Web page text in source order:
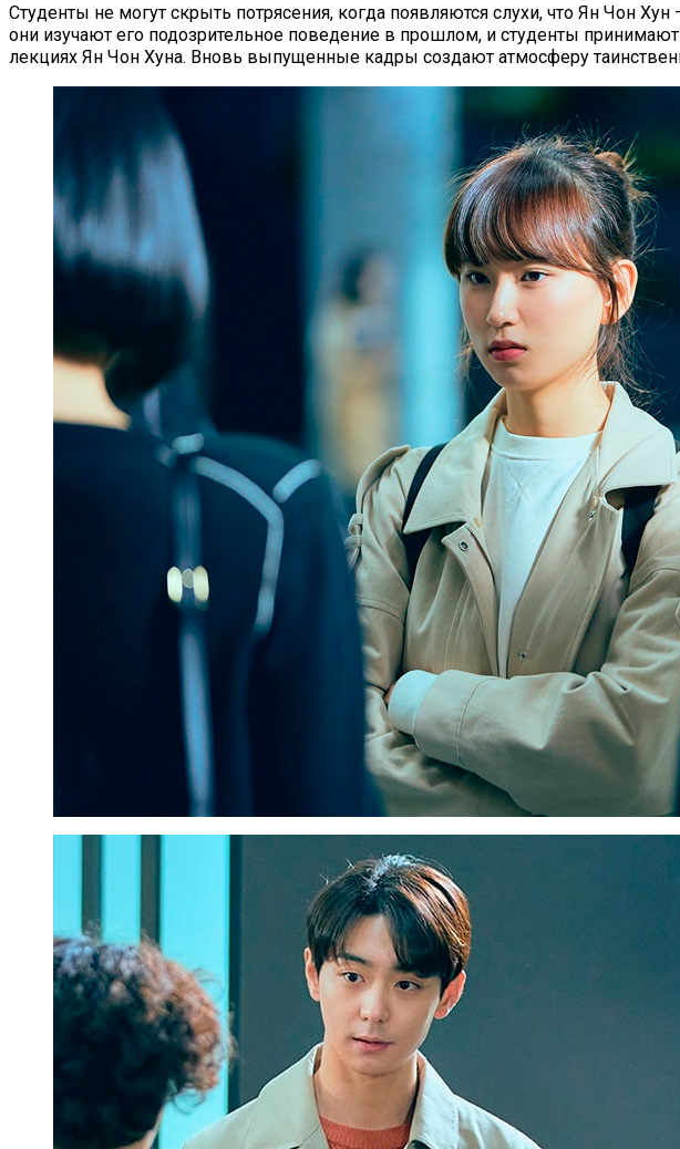
Студенты не могут скрыть потрясения, когда появляются слухи, что Ян Чон
они изучают его подозрительное поведение в прошлом, и студенты
лекциях Ян Чон Хуна. Вновь выпущенные кадры создают атмосферу